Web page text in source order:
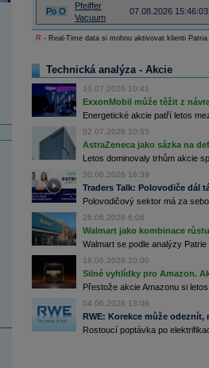
Po O
Pfeiffer
Vacuum
07.08.2026 15:46:03
R - Real-Time data si mohou aktivovat klienti
Technická analýza - Akcie
10.07.2026 10:41
ExxonMobil může těžit z
Energetické akcie patří letos
02.07.2026 10:55
AstraZeneca jako sázka na
Letos dominovaly trhům akcie
30.06.2026 16:39
Traders Talk: Polovodiče dál
Polovodičový sektor má za
26.06.2026 6:06
Walmart jako kombinace
Walmart se podle analýzy
18.06.2026 10:00
Silné vyhlídky pro Amazon.
Přestože akcie Amazonu si
04.06.2026 13:06
RWE: Korekce může
Rostoucí poptávka po